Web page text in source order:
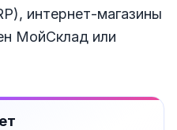
интернет-магазины
МойСклад или